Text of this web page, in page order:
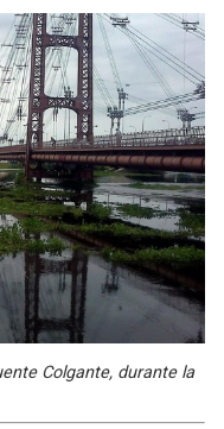
Colgante, durante la